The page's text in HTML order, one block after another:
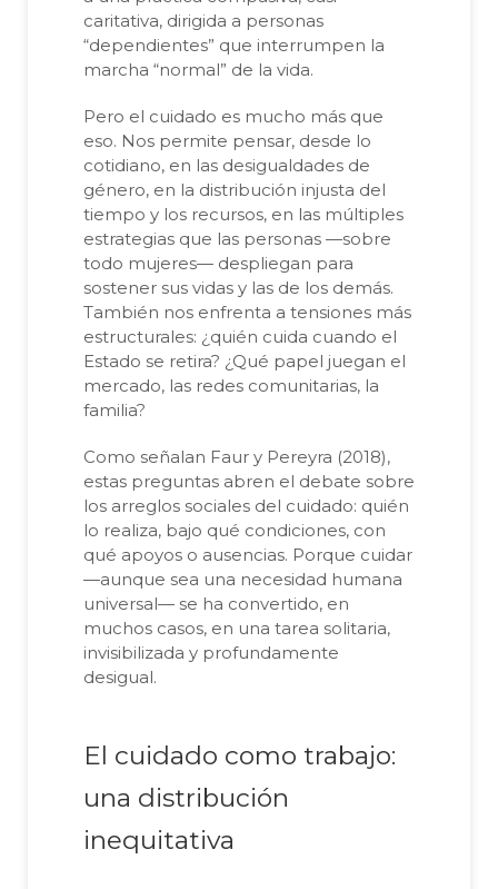
caritativa, dirigida a personas
“dependientes” que interrumpen la
marcha “normal” de la vida.
Pero el cuidado es mucho más que
eso. Nos permite pensar, desde lo
cotidiano, en las desigualdades de
género, en la distribución injusta del
tiempo y los recursos, en las múltiples
estrategias que las personas —sobre
todo mujeres— despliegan para
sostener sus vidas y las de los demás.
También nos enfrenta a tensiones más
estructurales: ¿quién cuida cuando el
Estado se retira? ¿Qué papel juegan el
mercado, las redes comunitarias, la
familia?
Como señalan Faur y Pereyra (2018),
estas preguntas abren el debate sobre
los arreglos sociales del cuidado: quién
lo realiza, bajo qué condiciones, con
qué apoyos o ausencias. Porque cuidar
—aunque sea una necesidad humana
universal— se ha convertido, en
muchos casos, en una tarea solitaria,
invisibilizada y profundamente
desigual.
El cuidado como trabajo:
una distribución
inequitativa